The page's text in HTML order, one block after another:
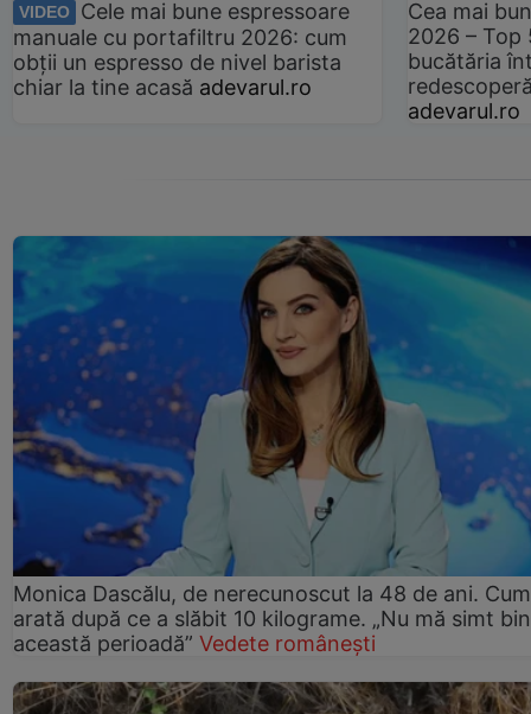
VIDEO
Cele mai bune espressoare
manuale cu portafiltru 2026: cum
obții un espresso de nivel barista
chiar la tine acasă adevarul.ro
Cea mai
2026 –
bucătăria
adevarul.ro
Monica Dascălu, de nerecunoscut la 48 de ani. Cum
arată după ce a slăbit 10 kilograme. „Nu mă simt
această perioadă” Vedete românești